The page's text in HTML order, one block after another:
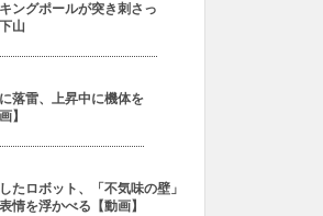
ングポールが突き刺さっ
山
落雷、上昇中に機体を
】
たロボット、「不気味の壁」
情を浮かべる【動画】